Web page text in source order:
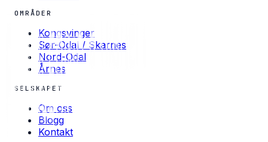
OMRÅDER
Kongsvinger
Sør-Odal / Skarnes
Nord-Odal
Årnes
SELSKAPET
Om oss
Blogg
Kontakt